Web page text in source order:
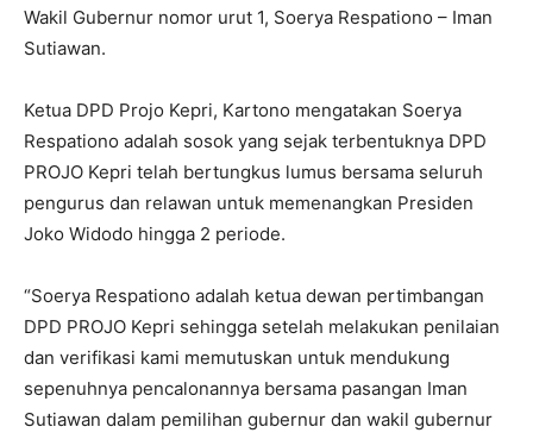
Wakil Gubernur nomor urut 1, Soerya Respationo – Iman
Sutiawan.
Ketua DPD Projo Kepri, Kartono mengatakan Soerya
Respationo adalah sosok yang sejak terbentuknya DPD
PROJO Kepri telah bertungkus lumus bersama seluruh
pengurus dan relawan untuk memenangkan Presiden
Joko Widodo hingga 2 periode.
“Soerya Respationo adalah ketua dewan pertimbangan
DPD PROJO Kepri sehingga setelah melakukan penilaian
dan verifikasi kami memutuskan untuk mendukung
sepenuhnya pencalonannya bersama pasangan Iman
Sutiawan dalam pemilihan gubernur dan wakil gubernur